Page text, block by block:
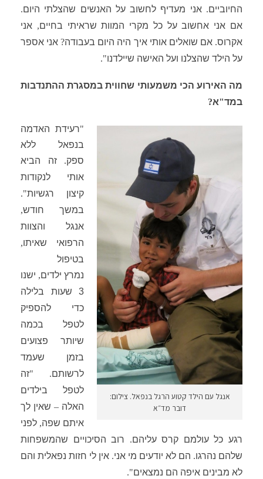
החיוביים.אני מעדיף לחשוב על האנשים שהצלתי היום.
אם אני אחשוב על כל מקרי המוות שראיתי בחיים, אני
אקרוס.אם שואלים אותי איך היה היום בעבודה? אני אספר
על הילד שהצלנו ועל האישה שיילדנו".
מה האירוע הכי משמעותי שחווית במסגרת ההתנדבות
במד"א?
אנגל עם הילד קטוע הרגל בנפאל. צילום:
דובר מד״א
"רעידת האדמה
בנפאל ללא
ספק.זה הביא
אותי לנקודות
קיצון רגשיות".
במשך חודש,
אנגל והצוות
הרפואי שאיתו,
בטיפול
נמרץ ילדים, ישנו
3
שעות בלילה
כדי להספיק
לטפל בכמה
שיותר פצועים
בזמן שעמד
לרשותם. "זה
לטפל בילדים
האלה – שאין לך
איתם שפה, לפני
רגע כל עולמם קרס עליהם. רוב הסיכויים שהמשפחות
שלהם נהרגו. הם לא יודעים מי אני. אין לי חזות נפאלית והם
לא מבינים איפה הם נמצאים".